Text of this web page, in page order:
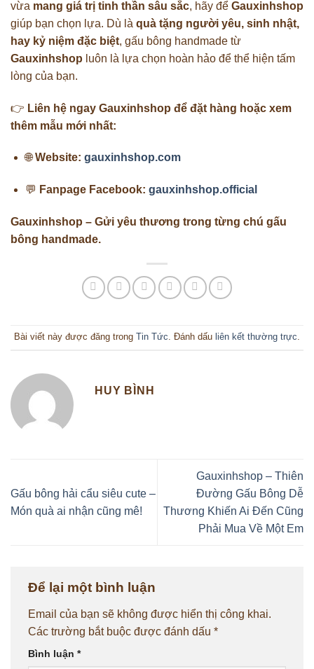
vừa mang giá trị tinh thần sâu sắc, hãy để Gauxinhshop
giúp bạn chọn lựa. Dù là quà tặng người yêu, sinh nhật,
hay kỷ niệm đặc biệt, gấu bông handmade từ
Gauxinhshop luôn là lựa chọn hoàn hảo để thể hiện tấm
lòng của bạn.
👉 Liên hệ ngay Gauxinhshop để đặt hàng hoặc xem
thêm mẫu mới nhất:
🌐Website: gauxinhshop.com
💬 Fanpage Facebook: gauxinhshop.official
Gauxinhshop – Gửi yêu thương trong từng chú gấu
bông handmade.
Bài viết này được đăng trong Tin Tức. Đánh dấu liên kết thường trực.
HUY BÌNH
Gấu bông hải cẩu siêu cute –
Món quà ai nhận cũng mê!
Gauxinhshop – Thiên
Đường Gấu Bông Dễ
Thương Khiến Ai Đến Cũng
Phải Mua Về Một Em
Để lại một bình luận
Email của bạn sẽ không được hiển thị công khai.
Các trường bắt buộc được đánh dấu *
Bình luận *